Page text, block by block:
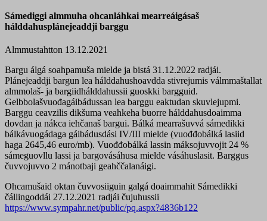
Sámediggi almmuha ohcanláhkai mearreáigásaš
hálddahusplánejeaddji barggu
Almmustahtton 13.12.2021
Bargu álgá soahpamuša mielde ja bistá 31.12.2022 radjái.
Plánejeaddji bargun lea hálddahushoavdda stivrejumis válmmaštallat
almmolaš- ja bargiidhálddahussii guoskki bargguid.
Gelbbolašvuođagáibádussan lea barggu eaktudan skuvlejupmi.
Barggu ceavzilis dikšuma veahkeha buorre hálddahusdoaimma
dovdan ja nákca iehčanaš bargui. Bálká mearrašuvvá sámedikki
bálkávuogádaga gáibádusdási IV/III mielde (vuođđobálká lasiid
haga 2645,46 euro/mb). Vuođđobálká lassin máksojuvvojit 24 %
sámeguovllu lassi ja bargovásáhusa mielde vásáhuslasit. Barggus
čuvvojuvvo 2 mánotbaji geahččalanáigi.
Ohcamušaid oktan čuvvosiiguin galgá doaimmahit Sámedikki
čállingoddái 27.12.2021 radjái čujuhussii
https://www.sympahr.net/public/pq.aspx?4836b122